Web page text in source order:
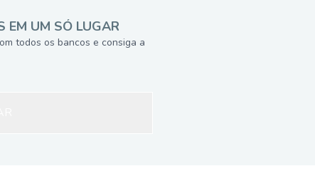
EM UM SÓ LUGAR
todos os bancos e consiga a